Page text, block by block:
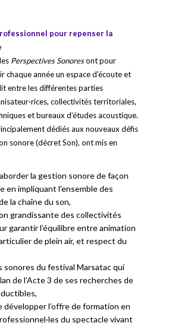
pour repenser la
Perspectives Sonoresont pour
chaque année un espace d’écoute et
entre les différentes parties
collectivités territoriales,
et bureaux d’études acoustique.
dédiés aux nouveaux défis
sonore (décret Son), ont mis en
la gestion sonore de façon
en impliquant l’ensemble des
la chaîne du son,
grandissante des collectivités
garantir l’équilibre entre animation
de plein air, et respect du
sonores du festival Marsatac qui
de l’Acte 3 de ses recherches de
développer l’offre de formation en
du spectacle vivant